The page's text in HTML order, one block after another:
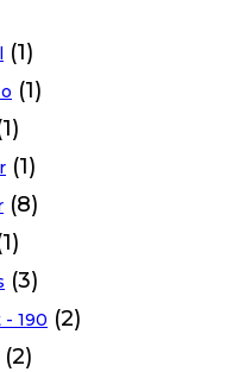
(1)
(1)
(1)
(8)
(3)
190 (2)
(2)